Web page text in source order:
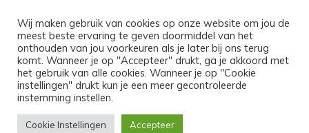
MENU
Wij maken gebruik van cookies op onze website om jou de
meest beste ervaring te geven doormiddel van het
onthouden van jou voorkeuren als je later bij ons terug
komt. Wanneer je op "Accepteer" drukt, ga je akkoord met
het gebruik van alle cookies. Wanneer je op "Cookie
instellingen" drukt kun je een meer gecontroleerde
instemming instellen.
Cookie Instellingen Accepteer